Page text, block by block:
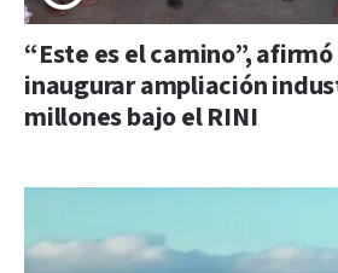
“Este es el camino”,
inaugurar ampliación
millones bajo el RINI